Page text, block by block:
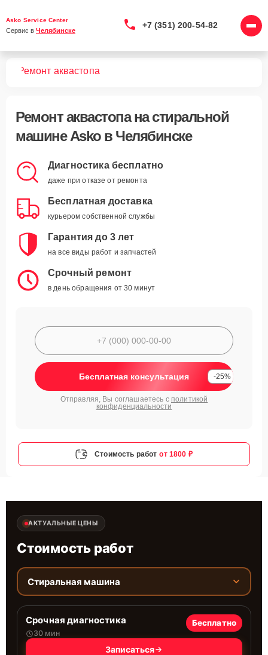
Asko Service Center
Сервис в Челябинске
+7 (351) 200-54-82
Ремонт аквастопа
Ремонт аквастопана стиральной
машине Asko в Челябинске
Диагностика бесплатно
даже при отказе от ремонта
Бесплатная доставка
курьером собственной службы
Гарантия до 3 лет
на все виды работ и запчастей
Срочный ремонт
в день обращения от 30 минут
Бесплатная консультация -25%
Отправляя, Вы соглашаетесь с политикой
конфиденциальности
Стоимость работ от 1800 ₽
АКТУАЛЬНЫЕ ЦЕНЫ
Стоимость работ
Стиральная машина
Срочная диагностика
30 мин
Бесплатно
Записаться